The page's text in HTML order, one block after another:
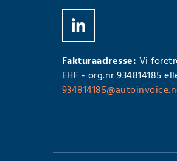
Fakturaadresse: Vi
EHF - org.nr 934814185